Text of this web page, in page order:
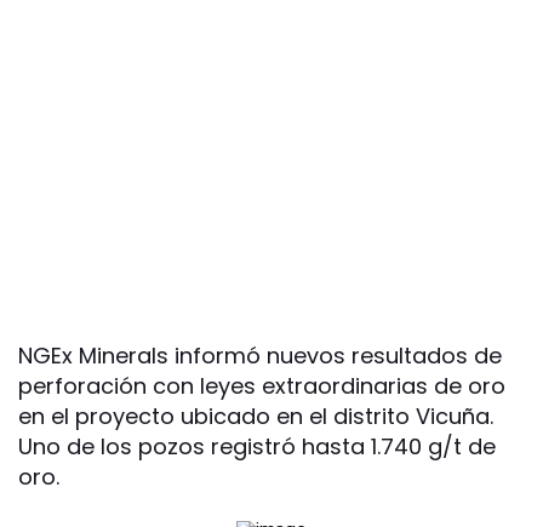
NGEx Minerals informó nuevos resultados de
perforación con leyes extraordinarias de oro
en el proyecto ubicado en el distrito Vicuña.
Uno de los pozos registró hasta 1.740 g/t de
oro.